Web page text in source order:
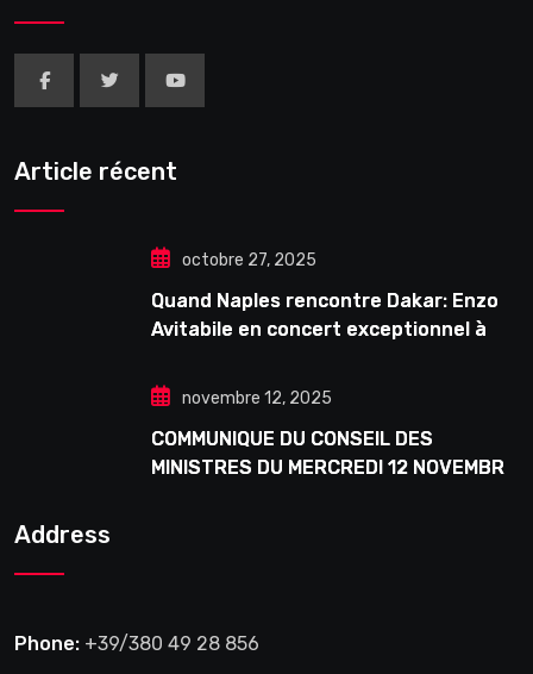
Article récent
octobre 27, 2025
Quand Naples rencontre Dakar: Enzo
Avitabile en concert exceptionnel à
novembre 12, 2025
COMMUNIQUE DU CONSEIL DES
MINISTRES DU MERCREDI 12 NOVEMBRE
Address
Phone: +39/380 49 28 856